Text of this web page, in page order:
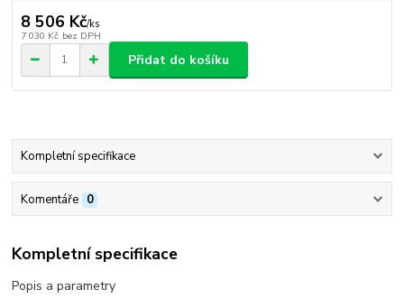
8 506 Kč/ks
7 030 Kč bez DPH
Přidat do košíku
Kompletní specifikace
Komentáře 0
Kompletní specifikace
Popis a parametry